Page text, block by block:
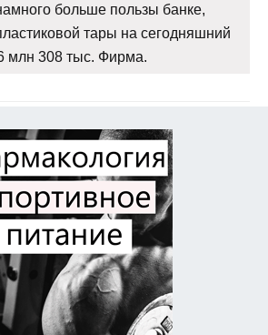
больше пользы банке,
тары на сегодняшний
млн 308 тыс. Фирма.